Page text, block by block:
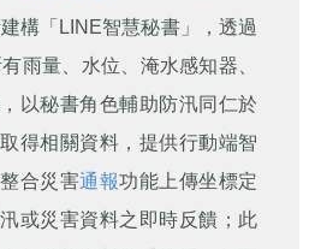
構「LINE智慧秘書」，透過
雨量、水位、淹水感知器、
以秘書角色輔助防汛同仁於
得相關資料，提供行動端智
合災害通報功能上傳坐標定
或災害資料之即時反饋；此